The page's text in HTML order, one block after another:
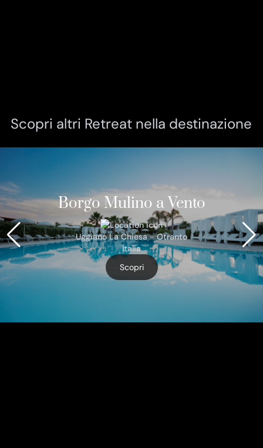
Scopri altri Retreat nella destinazione
Borgo Mulino a Vento
Uggiano La Chiesa - Otranto
Italia
Scopri